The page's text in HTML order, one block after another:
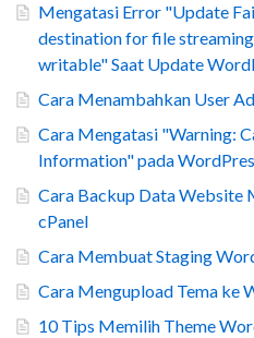
Mengatasi Error "Update
destination for file
writable" Saat Update
Cara Menambahkan User
Cara Mengatasi "Warning:
Information" pada
Cara Backup Data Website
cPanel
Cara Membuat Staging
Cara Mengupload Tema ke
10 Tips Memilih Theme